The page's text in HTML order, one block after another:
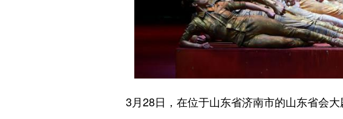
3月28日，在位于山东省济南市的山东省会大